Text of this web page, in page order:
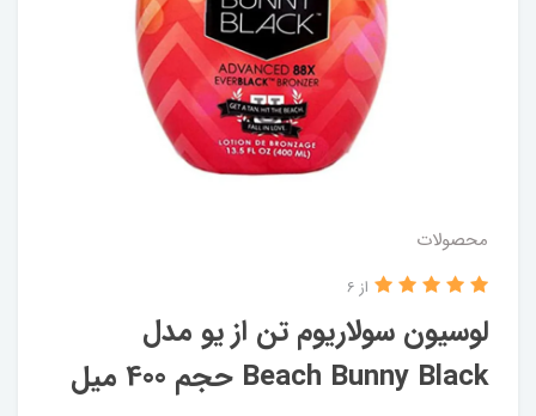
محصولات
لوسیون سولاریوم تن از یو مدل
Beach Bunny Black حجم 400 میل
از 6